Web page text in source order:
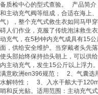
备质检中心的型式查验。 产品简介
和主动充气阀等组成，合适在海上
气），整个充气式救生衣如同马甲
碍人们作业，克服了传统泡沫救生衣
动充气，在5秒钟内充气成具有15公
面，供给安全维护。当穿戴者头先
使头部始终保持抬头朝上，可以供
内主动充气，发生15公斤以上浮力
满意欧洲en396规范； 2、气囊选
水解特性； 3、入水干舷大于
哨和反光贴。适用范围：主动充气式